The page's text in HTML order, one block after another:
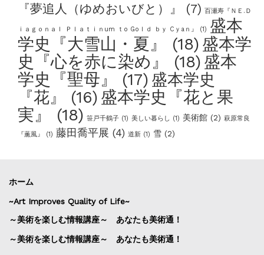
『夢追人（ゆめおいびと）』
(7) 百瀬寿『ＮＥ.Ｄ
ｉａｇｏｎａｌ Ｐｌａｔｉｎum ｔo Goｌｄ ｂｙ Cｙaｎ』 (1) 盛本
学史『大雪山・夏』
(18) 盛本学
史『心を赤に染め』
(18) 盛本
学史『聖母』
(17) 盛本学史
『花』
(16) 盛本学史『花と果
実』
(18) 笹戸千鶴子(1) 美しい暮らし (1) 美術館(2) 萩原常良
『薫風』 (1) 藤田喬平展 (4) 道新(1) 雪(2)
ホーム
~Art Improves Quality of Life~
～美術を楽しむ情報講座～ あなたも美術通！
～美術を楽しむ情報講座～ あなたも美術通！